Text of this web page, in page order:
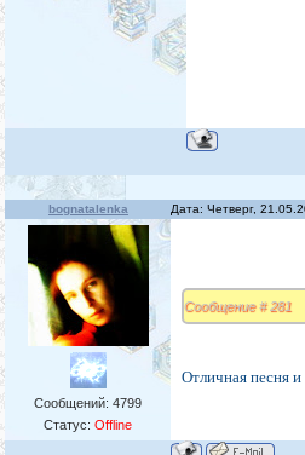
bognatalenka Дата: Четверг,
Сообщений:4799
Статус:Offline
Сообщение # 281
Отличная песня